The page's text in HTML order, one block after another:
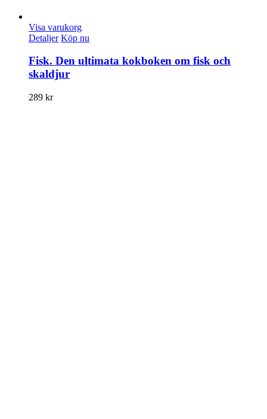
Visa varukorg
Detaljer Köp nu
Fisk. Den ultimata kokboken om fisk och
skaldjur
289 kr